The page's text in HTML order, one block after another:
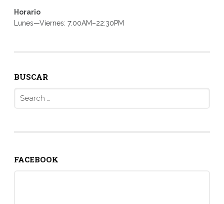
Horario
Lunes—Viernes: 7:00AM–22:30PM
BUSCAR
for:
FACEBOOK